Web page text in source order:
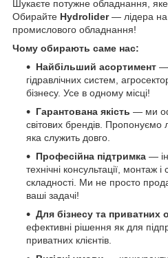
Шукаєте потужне обладнання,
Обирайте Hydrolider— лідера на
промислового обладнання!
Чому обирають саме нас:
Найбільший асортимент —
гідравлічних систем,
бізнесу. Усе в одному місці!
Гарантована якість — ми
світових брендів. Пропонуємо
яка служить довго.
Професійна підтримка —
технічні консультації, монтаж і
складності. Ми не просто
ваші задачі!
Для бізнесу та приватних
ефективні рішення як для
приватних клієнтів.